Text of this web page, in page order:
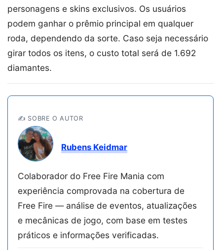
personagens e skins exclusivos. Os usuários
podem ganhar o prêmio principal em qualquer
roda, dependendo da sorte. Caso seja necessário
girar todos os itens, o custo total será de 1.692
diamantes.
✍️ SOBRE O AUTOR
Rubens Keidmar
Colaborador do Free Fire Mania com
experiência comprovada na cobertura de
Free Fire — análise de eventos, atualizações
e mecânicas de jogo, com base em testes
práticos e informações verificadas.